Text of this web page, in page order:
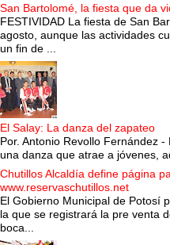
San Bartolomé, la fiesta que da
FESTIVIDAD La fiesta de San
agosto, aunque las actividades
un fin de ...
El Salay: La danza del zapateo
Por. Antonio Revollo Fernández
una danza que atrae a jóvenes,
Chutillos Alcaldía define página
www.reservaschutillos.net
El Gobierno Municipal de Potosí
la que se registrará la pre venta
boca...